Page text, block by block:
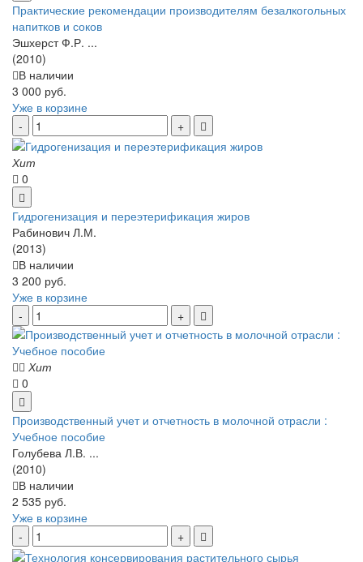
Практические рекомендации производителям безалкогольных
напитков и соков
Эшхерст Ф.Р. ...
(2010)
В наличии
3 000 руб.
Уже в корзине
Хит
0
Гидрогенизация и переэтерификация жиров
Рабинович Л.М.
(2013)
В наличии
3 200 руб.
Уже в корзине
Хит
0
Производственный учет и отчетность в молочной отрасли :
Учебное пособие
Голубева Л.В. ...
(2010)
В наличии
2 535 руб.
Уже в корзине